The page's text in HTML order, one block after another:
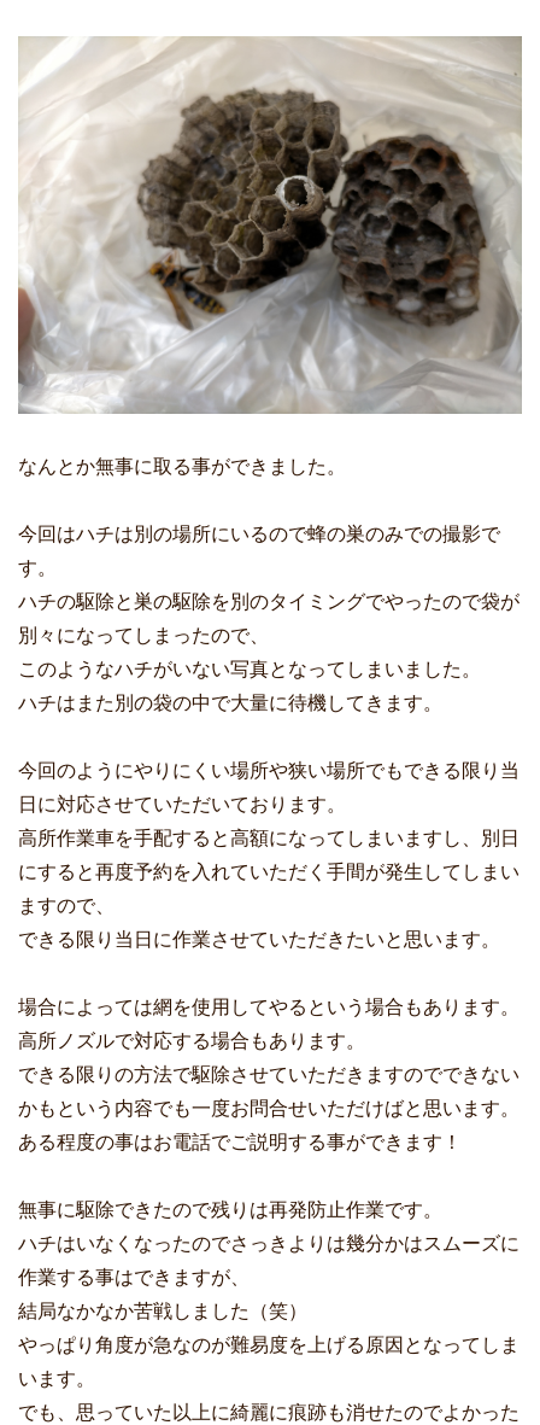
なんとか無事に取る事ができました。
今回はハチは別の場所にいるので蜂の巣のみでの撮影で
す。
ハチの駆除と巣の駆除を別のタイミングでやったので袋が
別々になってしまったので、
このようなハチがいない写真となってしまいました。
ハチはまた別の袋の中で大量に待機してきます。
今回のようにやりにくい場所や狭い場所でもできる限り当
日に対応させていただいております。
高所作業車を手配すると高額になってしまいますし、別日
にすると再度予約を入れていただく手間が発生してしまい
ますので、
できる限り当日に作業させていただきたいと思います。
場合によっては網を使用してやるという場合もあります。
高所ノズルで対応する場合もあります。
できる限りの方法で駆除させていただきますのでできない
かもという内容でも一度お問合せいただけばと思います。
ある程度の事はお電話でご説明する事ができます！
無事に駆除できたので残りは再発防止作業です。
ハチはいなくなったのでさっきよりは幾分かはスムーズに
作業する事はできますが、
結局なかなか苦戦しました（笑）
やっぱり角度が急なのが難易度を上げる原因となってしま
います。
でも、思っていた以上に綺麗に痕跡も消せたのでよかった